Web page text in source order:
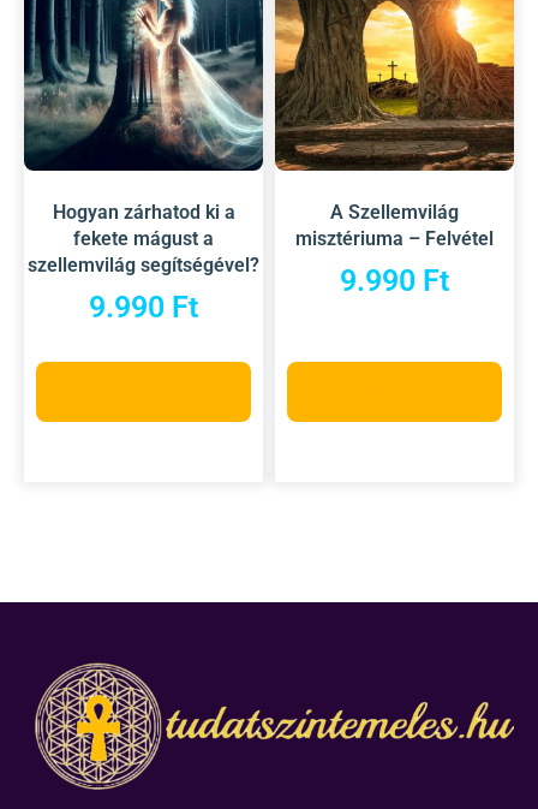
Hogyan zárhatod ki a
fekete mágust a
szellemvilág segítségével?
9.990 Ft
A Szellemvilág
misztériuma – Felvétel
9.990 Ft